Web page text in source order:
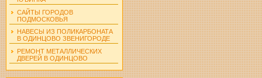
САЙТЫ ГОРОДОВ
ПОДМОСКОВЬЯ
НАВЕСЫ ИЗ ПОЛИКАРБОНАТА
В ОДИНЦОВО ЗВЕНИГОРОДЕ
РЕМОНТ МЕТАЛЛИЧЕСКИХ
ДВЕРЕЙ В ОДИНЦОВО